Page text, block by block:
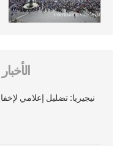
نيجيريا: تضليل إعلامي